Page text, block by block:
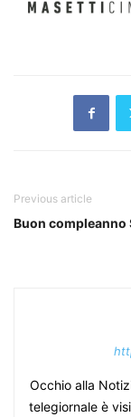
Previous article
Buon compleanno
Occhio alla
telegiornale è